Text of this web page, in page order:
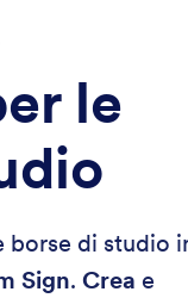
le
borse di studio
Sign. Crea e